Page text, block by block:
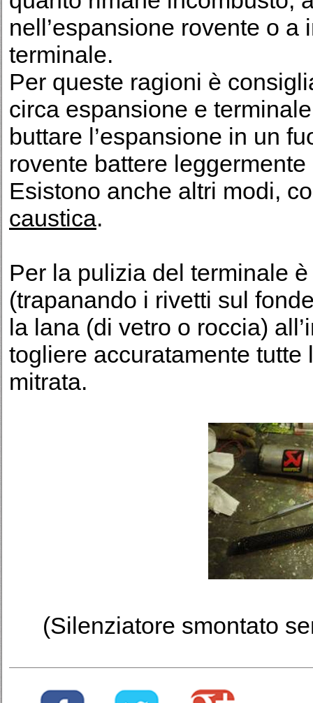
nell’espansione rovente o
terminale.
Per queste ragioni è
circa espansione e
buttare l’espansione in un
rovente battere
Esistono anche altri modi,
caustica.
Per la pulizia del terminale
(trapanando i rivetti sul
la lana (di vetro o roccia)
togliere accuratamente
mitrata.
(Silenziatore smontato